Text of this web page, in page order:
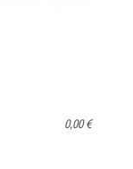
0,00 €